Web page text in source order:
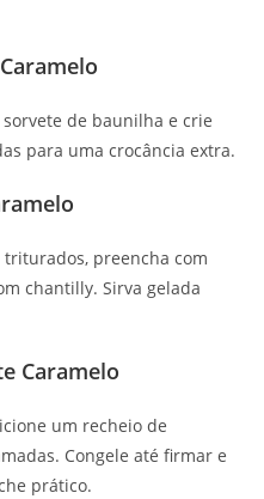
de baunilha e crie
para uma crocância extra.
preencha com
chantilly. Sirva gelada
Caramelo
um recheio de
Congele até firmar e
prático.